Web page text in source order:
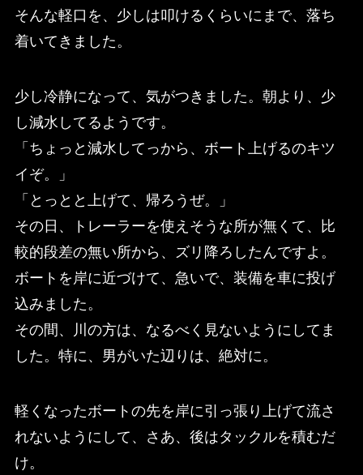
そんな軽口を、少しは叩けるくらいにまで、落ち
着いてきました。
少し冷静になって、気がつきました。朝より、少
し減水してるようです。
「ちょっと減水してっから、ボート上げるのキツ
イぞ。」
「とっとと上げて、帰ろうぜ。」
その日、トレーラーを使えそうな所が無くて、比
較的段差の無い所から、ズリ降ろしたんですよ。
ボートを岸に近づけて、急いで、装備を車に投げ
込みました。
その間、川の方は、なるべく見ないようにしてま
した。特に、男がいた辺りは、絶対に。
軽くなったボートの先を岸に引っ張り上げて流さ
れないようにして、さあ、後はタックルを積むだ
け。